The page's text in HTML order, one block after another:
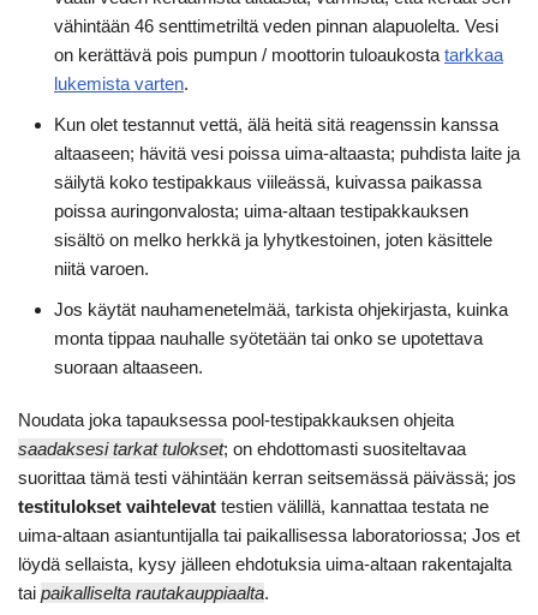
vähintään 46 senttimetriltä veden pinnan alapuolelta. Vesi
on kerättävä pois pumpun / moottorin tuloaukosta tarkkaa
lukemista varten.
Kun olet testannut vettä, älä heitä sitä reagenssin kanssa
altaaseen; hävitä vesi poissa uima-altaasta; puhdista laite ja
säilytä koko testipakkaus viileässä, kuivassa paikassa
poissa auringonvalosta; uima-altaan testipakkauksen
sisältö on melko herkkä ja lyhytkestoinen, joten käsittele
niitä varoen.
Jos käytät nauhamenetelmää, tarkista ohjekirjasta, kuinka
monta tippaa nauhalle syötetään tai onko se upotettava
suoraan altaaseen.
Noudata joka tapauksessa pool-testipakkauksen ohjeita
saadaksesi tarkat tulokset; on ehdottomasti suositeltavaa
suorittaa tämä testi vähintään kerran seitsemässä päivässä; jos
testitulokset vaihtelevat testien välillä, kannattaa testata ne
uima-altaan asiantuntijalla tai paikallisessa laboratoriossa; Jos et
löydä sellaista, kysy jälleen ehdotuksia uima-altaan rakentajalta
tai paikalliselta rautakauppiaalta.